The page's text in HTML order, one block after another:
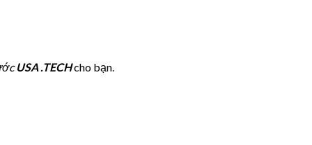
USA .TECHcho bạn.